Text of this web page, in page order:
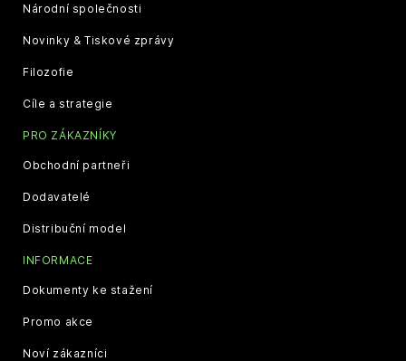
Národní společnosti
Novinky & Tiskové zprávy
Filozofie
Cíle a strategie
PRO ZÁKAZNÍKY
Obchodní partneři
Dodavatelé
Distribuční model
INFORMACE
Dokumenty ke stažení
Promo akce
Noví zákazníci